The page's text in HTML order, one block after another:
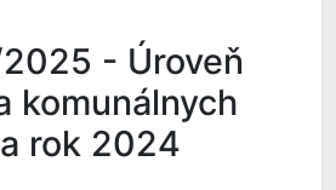
- Úroveň
komunálnych
rok 2024